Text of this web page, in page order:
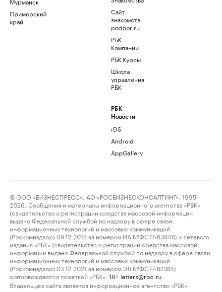
Приморский
край
Сайт
знакомств
podbor.ru
РБК
Компании
РБК Курсы
Школа
управления
РБК
РБК
Новости
iOS
Android
AppGallery
© ООО «БИЗНЕСПРЕСС», АО «РОСБИЗНЕСКОНСАЛТИНГ», 1995–
2026. Сообщения и материалы информационного агентства «РБК»
(свидетельство о регистрации средства массовой информации
выдано Федеральной службой по надзору в сфере связи,
информационных технологий и массовых коммуникаций
(Роскомнадзор) 09.12.2015 за номером ИА №ФС77-63848) и сетевого
издания «РБК» (свидетельство о регистрации средства массовой
информации выдано Федеральной службой по надзору в сфере связи,
информационных технологий и массовых коммуникаций
(Роскомнадзор) 03.12.2021 за номером ЭЛ №ФС77-82385)
сопровождаются пометкой «РБК».
18+ letters@rbc.ru
Владельцем сайта является информационное агентство «РБК».